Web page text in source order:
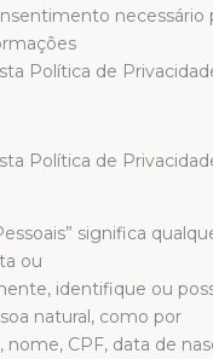
necessário
Política de
Política de
significa
ou
identifique ou
natural, como por
nome, CPF, data de